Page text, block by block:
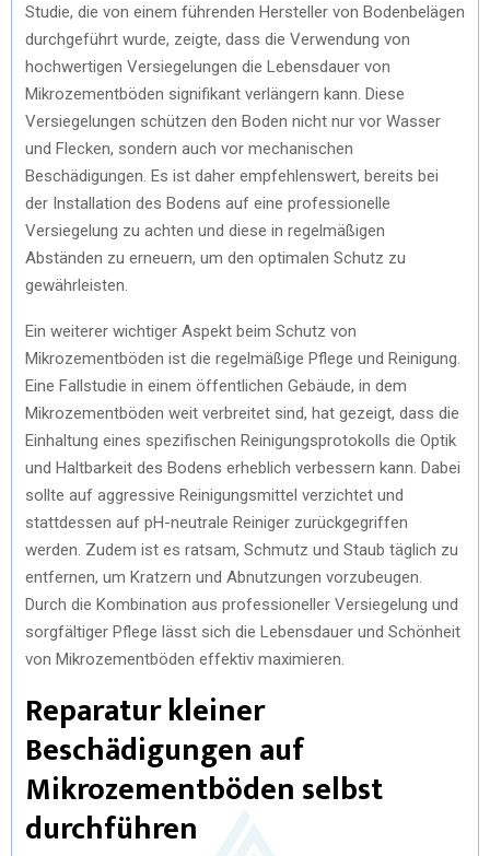
Studie, die von einem führenden Hersteller von Bodenbelägen
durchgeführt wurde, zeigte, dass die Verwendung von
hochwertigen Versiegelungen die Lebensdauer von
Mikrozementböden signifikant verlängern kann. Diese
Versiegelungen schützen den Boden nicht nur vor Wasser
und Flecken, sondern auch vor mechanischen
Beschädigungen. Es ist daher empfehlenswert, bereits bei
der Installation des Bodens auf eine professionelle
Versiegelung zu achten und diese in regelmäßigen
Abständen zu erneuern, um den optimalen Schutz zu
gewährleisten.
Ein weiterer wichtiger Aspekt beim Schutz von
Mikrozementböden ist die regelmäßige Pflege und Reinigung.
Eine Fallstudie in einem öffentlichen Gebäude, in dem
Mikrozementböden weit verbreitet sind, hat gezeigt, dass die
Einhaltung eines spezifischen Reinigungsprotokolls die Optik
und Haltbarkeit des Bodens erheblich verbessern kann. Dabei
sollte auf aggressive Reinigungsmittel verzichtet und
stattdessen auf pH-neutrale Reiniger zurückgegriffen
werden. Zudem ist es ratsam, Schmutz und Staub täglich zu
entfernen, um Kratzern und Abnutzungen vorzubeugen.
Durch die Kombination aus professioneller Versiegelung und
sorgfältiger Pflege lässt sich die Lebensdauer und Schönheit
von Mikrozementböden effektiv maximieren.
Reparatur kleiner
Beschädigungen auf
Mikrozementböden selbst
durchführen